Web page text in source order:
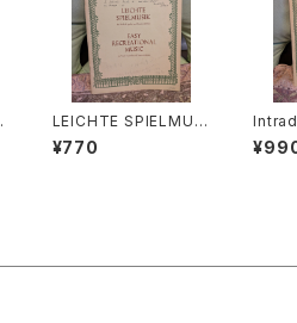
LEICHTE SPIELMUSI
K für Viola da gamb
a Basso continuo
¥770
Leo